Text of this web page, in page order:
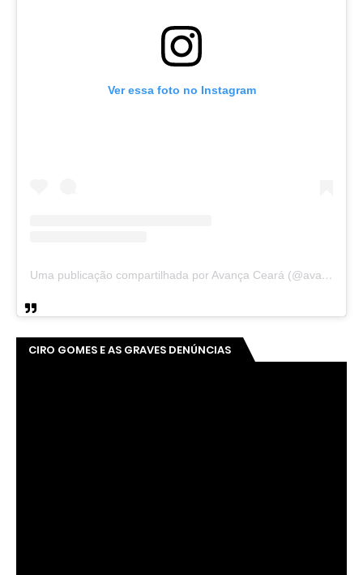
Ver essa foto no Instagram
Uma publicação compartilhada por Avança Ceará (@avancaceara)
CIRO GOMES E AS GRAVES DENÚNCIAS